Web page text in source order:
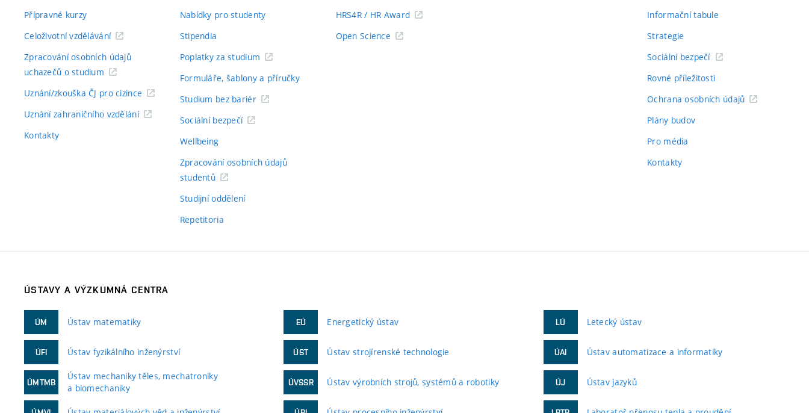
Přípravné kurzy
Celoživotní vzdělávání
Zpracování osobních údajů
uchazečů o studium
Uznání/zkouška ČJ pro cizince
Uznání zahraničního vzdělání
Kontakty
Nabídky pro studenty
Stipendia
Poplatky za studium
Formuláře, šablony a příručky
Studium bez bariér
Sociální bezpečí
Wellbeing
Zpracování osobních údajů
studentů
Studijní oddělení
Repetitoria
HRS4R / HR Award
Open Science
Informační tabule
Strategie
Sociální bezpečí
Rovné příležitosti
Ochrana osobních údajů
Plány budov
Pro média
Kontakty
ÚSTAVY A VÝZKUMNÁ CENTRA
ÚM Ústav matematiky
ÚFI Ústav fyzikálního inženýrství
ÚMTMB
Ústav mechaniky těles, mechatroniky
a biomechaniky
EÚ Energetický ústav
ÚST Ústav strojírenské technologie
ÚVSSR Ústav výrobních strojů, systémů a robotiky
LÚ Letecký ústav
ÚAI Ústav automatizace a informatiky
ÚJ Ústav jazyků